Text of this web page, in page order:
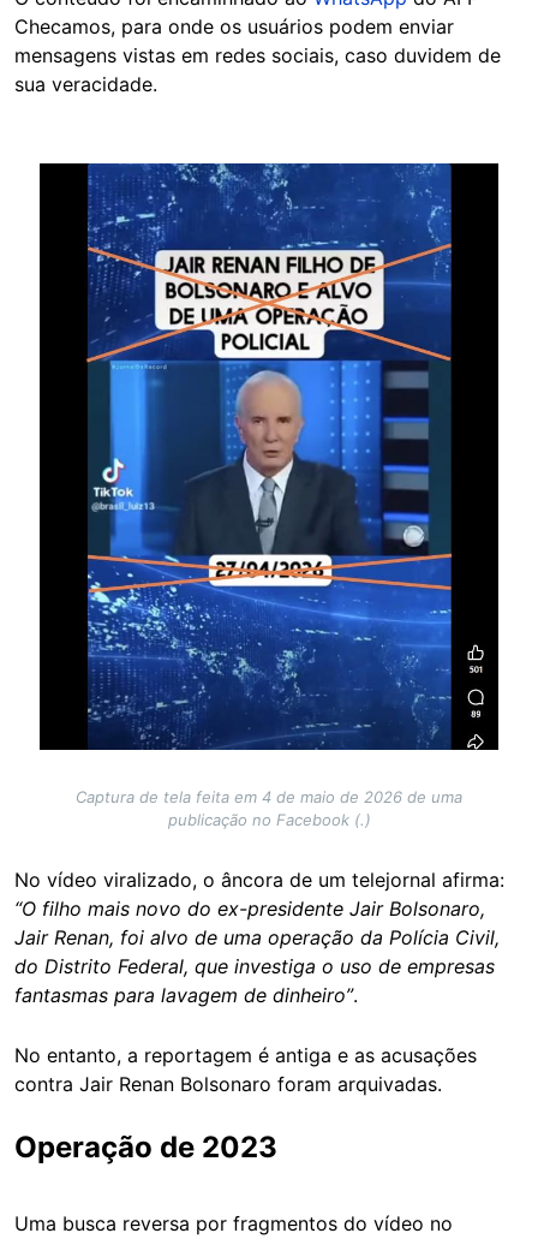
Checamos, para onde os usuários podem enviar
mensagens vistas em redes sociais, caso duvidem de
sua veracidade.
Captura de tela feita em 4 de maio de 2026 de uma
publicação no Facebook (.)
No vídeo viralizado, o âncora de um telejornal afirma:
“O filho mais novo do ex-presidente Jair Bolsonaro,
Jair Renan, foi alvo de uma operação da Polícia Civil,
do Distrito Federal, que investiga o uso de empresas
fantasmas para lavagem de dinheiro”.
No entanto, a reportagem é antiga e as acusações
contra Jair Renan Bolsonaro foram arquivadas.
Operação de 2023
Uma busca reversa por fragmentos do vídeo no